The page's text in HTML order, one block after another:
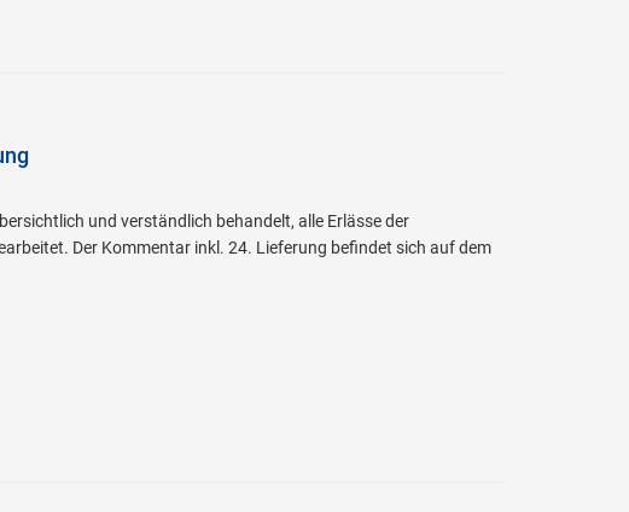
und verständlich behandelt, alle Erlässe der
Der Kommentar inkl. 24. Lieferung befindet sich auf dem